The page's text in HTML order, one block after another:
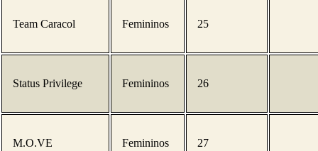
Team Caracol Femininos 25
Status Privilege Femininos 26
M.O.VE Femininos 27